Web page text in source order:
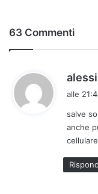
63 Commenti
alle
salve
anche